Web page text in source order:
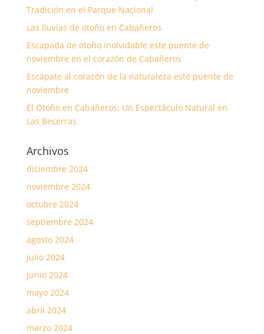
Tradición en el Parque Nacional
Las lluvias de otoño en Cabañeros
Escapada de otoño inolvidable este puente de
noviembre en el corazón de Cabañeros
Escápate al corazón de la naturaleza este puente de
noviembre
El Otoño en Cabañeros: Un Espectáculo Natural en
Las Becerras
Archivos
diciembre 2024
noviembre 2024
octubre 2024
septiembre 2024
agosto 2024
julio 2024
junio 2024
mayo 2024
abril 2024
marzo 2024